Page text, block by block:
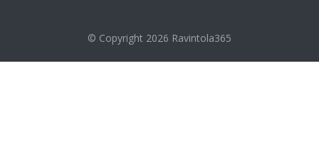
© Copyright 2026 Ravintola365